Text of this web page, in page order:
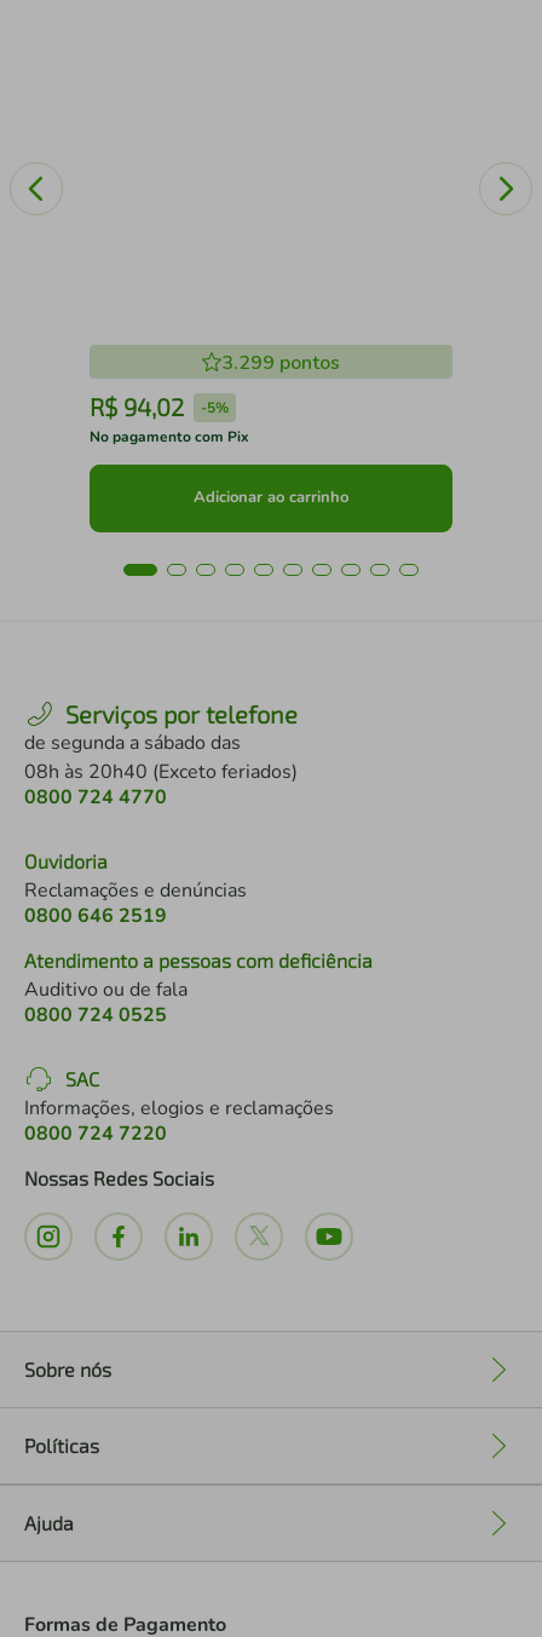
3.299 pontos
R$ 94,02 -5%
No pagamento com Pix
Adicionar ao carrinho
Serviços por telefone
de segunda a sábado das
08h às 20h40 (Exceto feriados)
0800 724 4770
Ouvidoria
Reclamações e denúncias
0800 646 2519
Atendimento a pessoas com deficiência
Auditivo ou de fala
0800 724 0525
SAC
Informações, elogios e reclamações
0800 724 7220
Nossas Redes Sociais
Sobre nós
Políticas
Ajuda
Formas de Pagamento